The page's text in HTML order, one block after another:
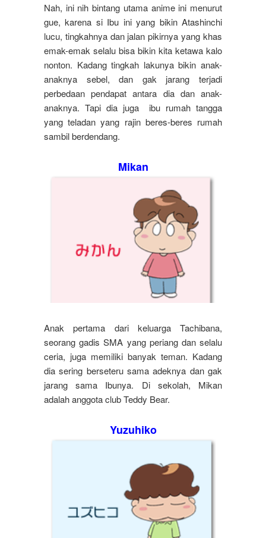
Nah, ini nih bintang utama anime ini menurut
gue, karena si Ibu ini yang bikin Atashinchi
lucu, tingkahnya dan jalan pikirnya yang khas
emak-emak selalu bisa bikin kita ketawa kalo
nonton. Kadang tingkah lakunya bikin anak-
anaknya sebel, dan gak jarang terjadi
perbedaan pendapat antara dia dan anak-
anaknya. Tapi dia juga ibu rumah tangga
yang teladan yang rajin beres-beres rumah
sambil berdendang.
Mikan
Anak pertama dari keluarga Tachibana,
seorang gadis SMA yang periang dan selalu
ceria, juga memiliki banyak teman. Kadang
dia sering berseteru sama adeknya dan gak
jarang sama Ibunya. Di sekolah, Mikan
adalah anggota club Teddy Bear.
Yuzuhiko